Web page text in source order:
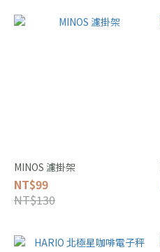
MINOS 濾掛架
NT$99
NT$130